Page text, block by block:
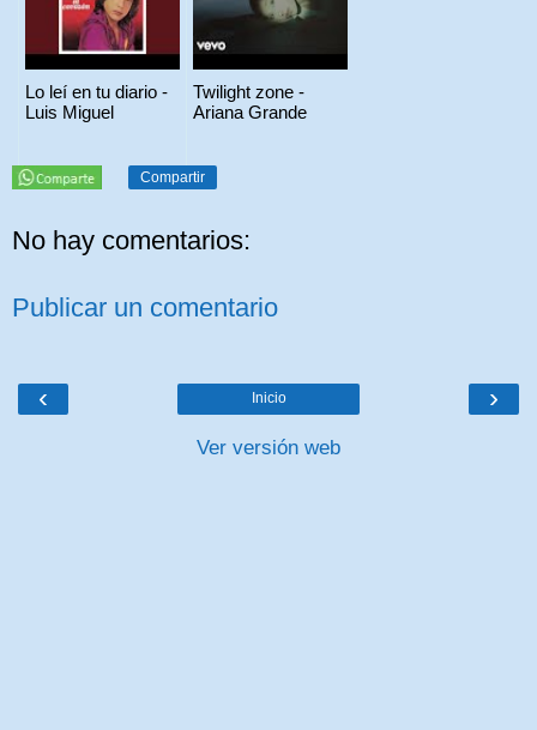
Lo leí en tu diario -
Luis Miguel
Twilight zone -
Ariana Grande
Compartir
No hay comentarios:
Publicar un comentario
‹ ›
Inicio
Ver versión web